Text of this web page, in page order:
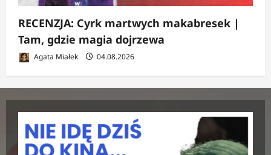
RECENZJA: Cyrk martwych makabresek |
Tam, gdzie magia dojrzewa
Agata Miałek 04.08.2026